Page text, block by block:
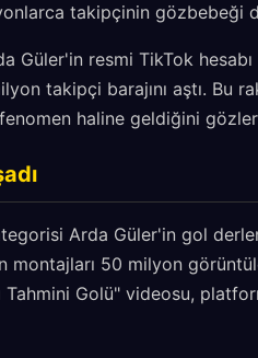
takipçinin gözbebeği
Güler'in resmi TikTok
takipçi barajını aştı. Bu
haline geldiğini
Arda Güler'in gol
50 milyon
Tahmini Golü" videosu,